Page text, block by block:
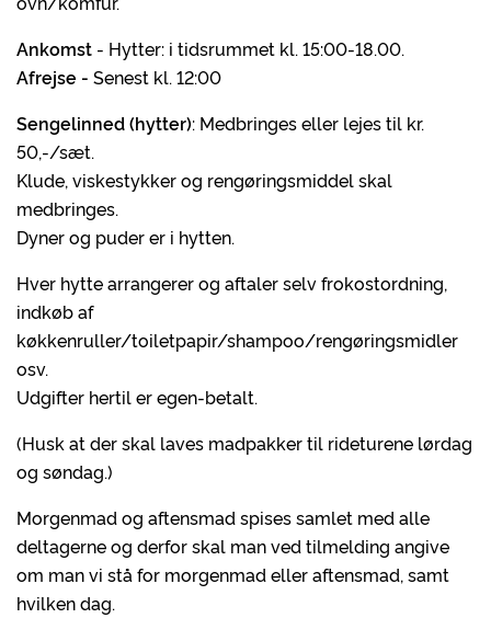
Ankomst - Hytter: i tidsrummet kl. 15:00-18.00.
Afrejse - Senest kl. 12:00
Sengelinned (hytter): Medbringes eller lejes til kr.
50,-/sæt.
Klude, viskestykker og rengøringsmiddel skal
medbringes.
Dyner og puder er i hytten.
Hver hytte arrangerer og aftaler selv frokostordning,
indkøb af
køkkenruller/toiletpapir/shampoo/rengøringsmidler
osv.
Udgifter hertil er egen-betalt.
(Husk at der skal laves madpakker til rideturene lørdag
og søndag.)
Morgenmad og aftensmad spises samlet med alle
deltagerne og derfor skal man ved tilmelding angive
om man vi stå for morgenmad eller aftensmad, samt
hvilken dag.